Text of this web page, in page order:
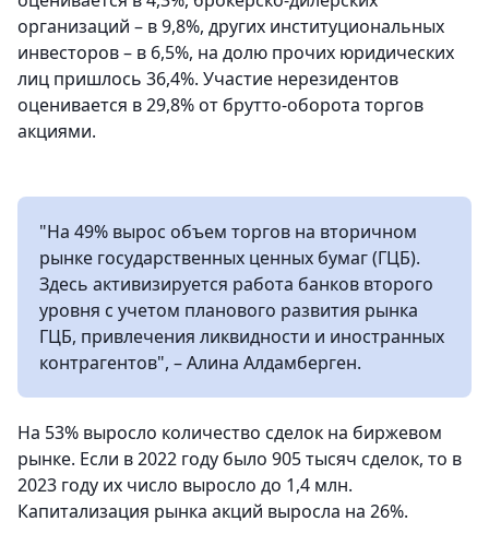
организаций – в 9,8%, других институциональных
инвесторов – в 6,5%, на долю прочих юридических
лиц пришлось 36,4%. Участие нерезидентов
оценивается в 29,8% от брутто-оборота торгов
акциями.
"На 49% вырос объем торгов на вторичном
рынке государственных ценных бумаг (ГЦБ).
Здесь активизируется работа банков второго
уровня с учетом планового развития рынка
ГЦБ, привлечения ликвидности и иностранных
контрагентов", – Алина Алдамберген.
На 53% выросло количество сделок на биржевом
рынке. Если в 2022 году было 905 тысяч сделок, то в
2023 году их число выросло до 1,4 млн.
Капитализация рынка акций выросла на 26%.